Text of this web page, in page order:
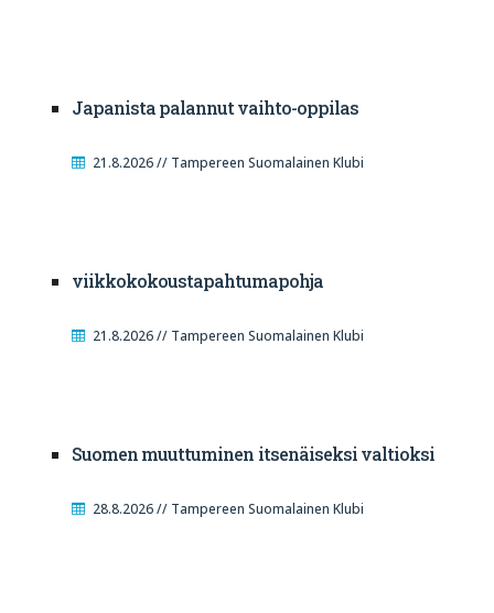
Japanista palannut vaihto-oppilas
21.8.2026 // Tampereen Suomalainen Klubi
viikkokokoustapahtumapohja
21.8.2026 // Tampereen Suomalainen Klubi
Suomen muuttuminen itsenäiseksi valtioksi
28.8.2026 // Tampereen Suomalainen Klubi